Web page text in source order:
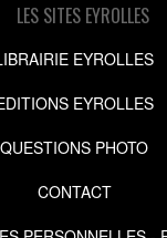
LES SITES EYROLLES
EYROLLES
EYROLLES
QUESTIONS PHOTO
CONTACT